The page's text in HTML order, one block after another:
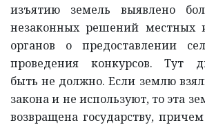
изъятию земель выявлено
незаконных решений местных
органов о предоставлении
проведения конкурсов. Тут
быть не должно. Если землю
закона и не используют, то эта
возвращена государству,